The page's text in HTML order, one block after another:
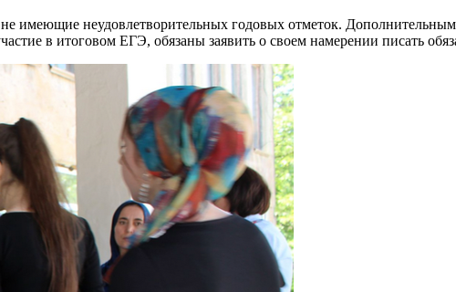
имеющие неудовлетворительных годовых отметок.
в итоговом ЕГЭ, обязаны заявить о своем намерении писать